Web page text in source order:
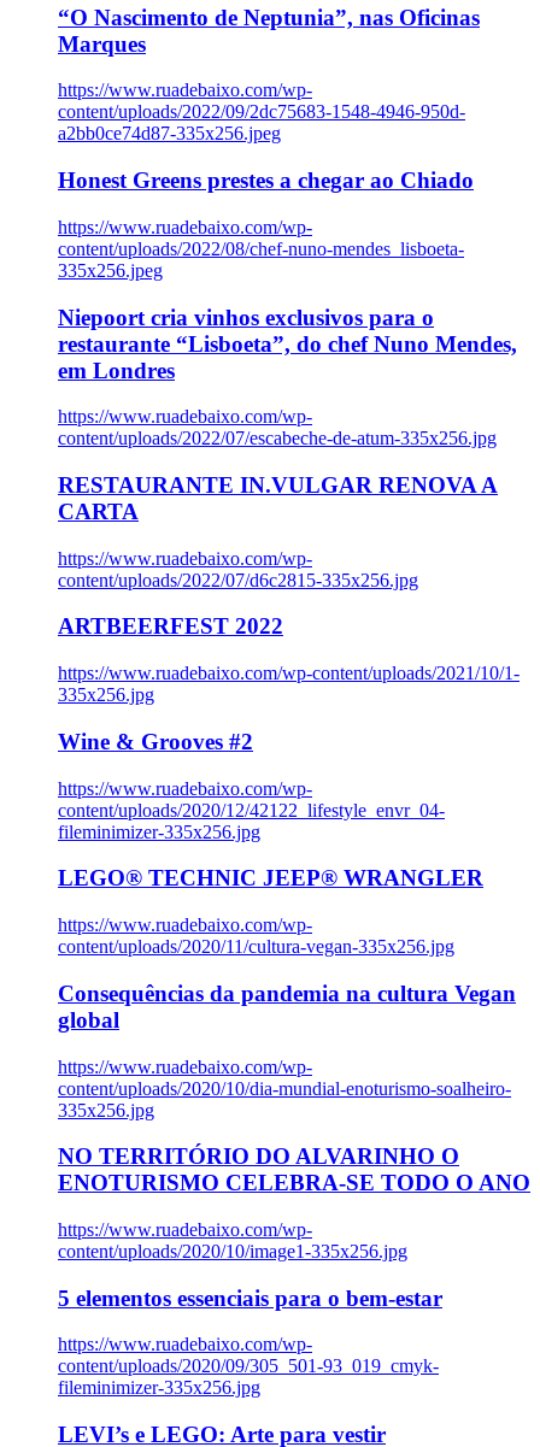
“O Nascimento de Neptunia”, nas Oficinas
Marques
https://www.ruadebaixo.com/wp-
content/uploads/2022/09/2dc75683-1548-4946-950d-
a2bb0ce74d87-335x256.jpeg
Honest Greens prestes a chegar ao Chiado
https://www.ruadebaixo.com/wp-
content/uploads/2022/08/chef-nuno-mendes_lisboeta-
335x256.jpeg
Niepoort cria vinhos exclusivos para o
restaurante “Lisboeta”, do chef Nuno Mendes,
em Londres
https://www.ruadebaixo.com/wp-
content/uploads/2022/07/escabeche-de-atum-335x256.jpg
RESTAURANTE IN.VULGAR RENOVA A
CARTA
https://www.ruadebaixo.com/wp-
content/uploads/2022/07/d6c2815-335x256.jpg
ARTBEERFEST 2022
https://www.ruadebaixo.com/wp-content/uploads/2021/10/1-
335x256.jpg
Wine & Grooves #2
https://www.ruadebaixo.com/wp-
content/uploads/2020/12/42122_lifestyle_envr_04-
fileminimizer-335x256.jpg
LEGO® TECHNIC JEEP® WRANGLER
https://www.ruadebaixo.com/wp-
content/uploads/2020/11/cultura-vegan-335x256.jpg
Consequências da pandemia na cultura Vegan
global
https://www.ruadebaixo.com/wp-
content/uploads/2020/10/dia-mundial-enoturismo-soalheiro-
335x256.jpg
NO TERRITÓRIO DO ALVARINHO O
ENOTURISMO CELEBRA-SE TODO O ANO
https://www.ruadebaixo.com/wp-
content/uploads/2020/10/image1-335x256.jpg
5 elementos essenciais para o bem-estar
https://www.ruadebaixo.com/wp-
content/uploads/2020/09/305_501-93_019_cmyk-
fileminimizer-335x256.jpg
LEVI’s e LEGO: Arte para vestir